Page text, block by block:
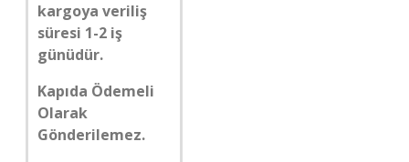
kargoya veriliş
süresi 1-2 iş
günüdür.
Kapıda Ödemeli
Olarak
Gönderilemez.